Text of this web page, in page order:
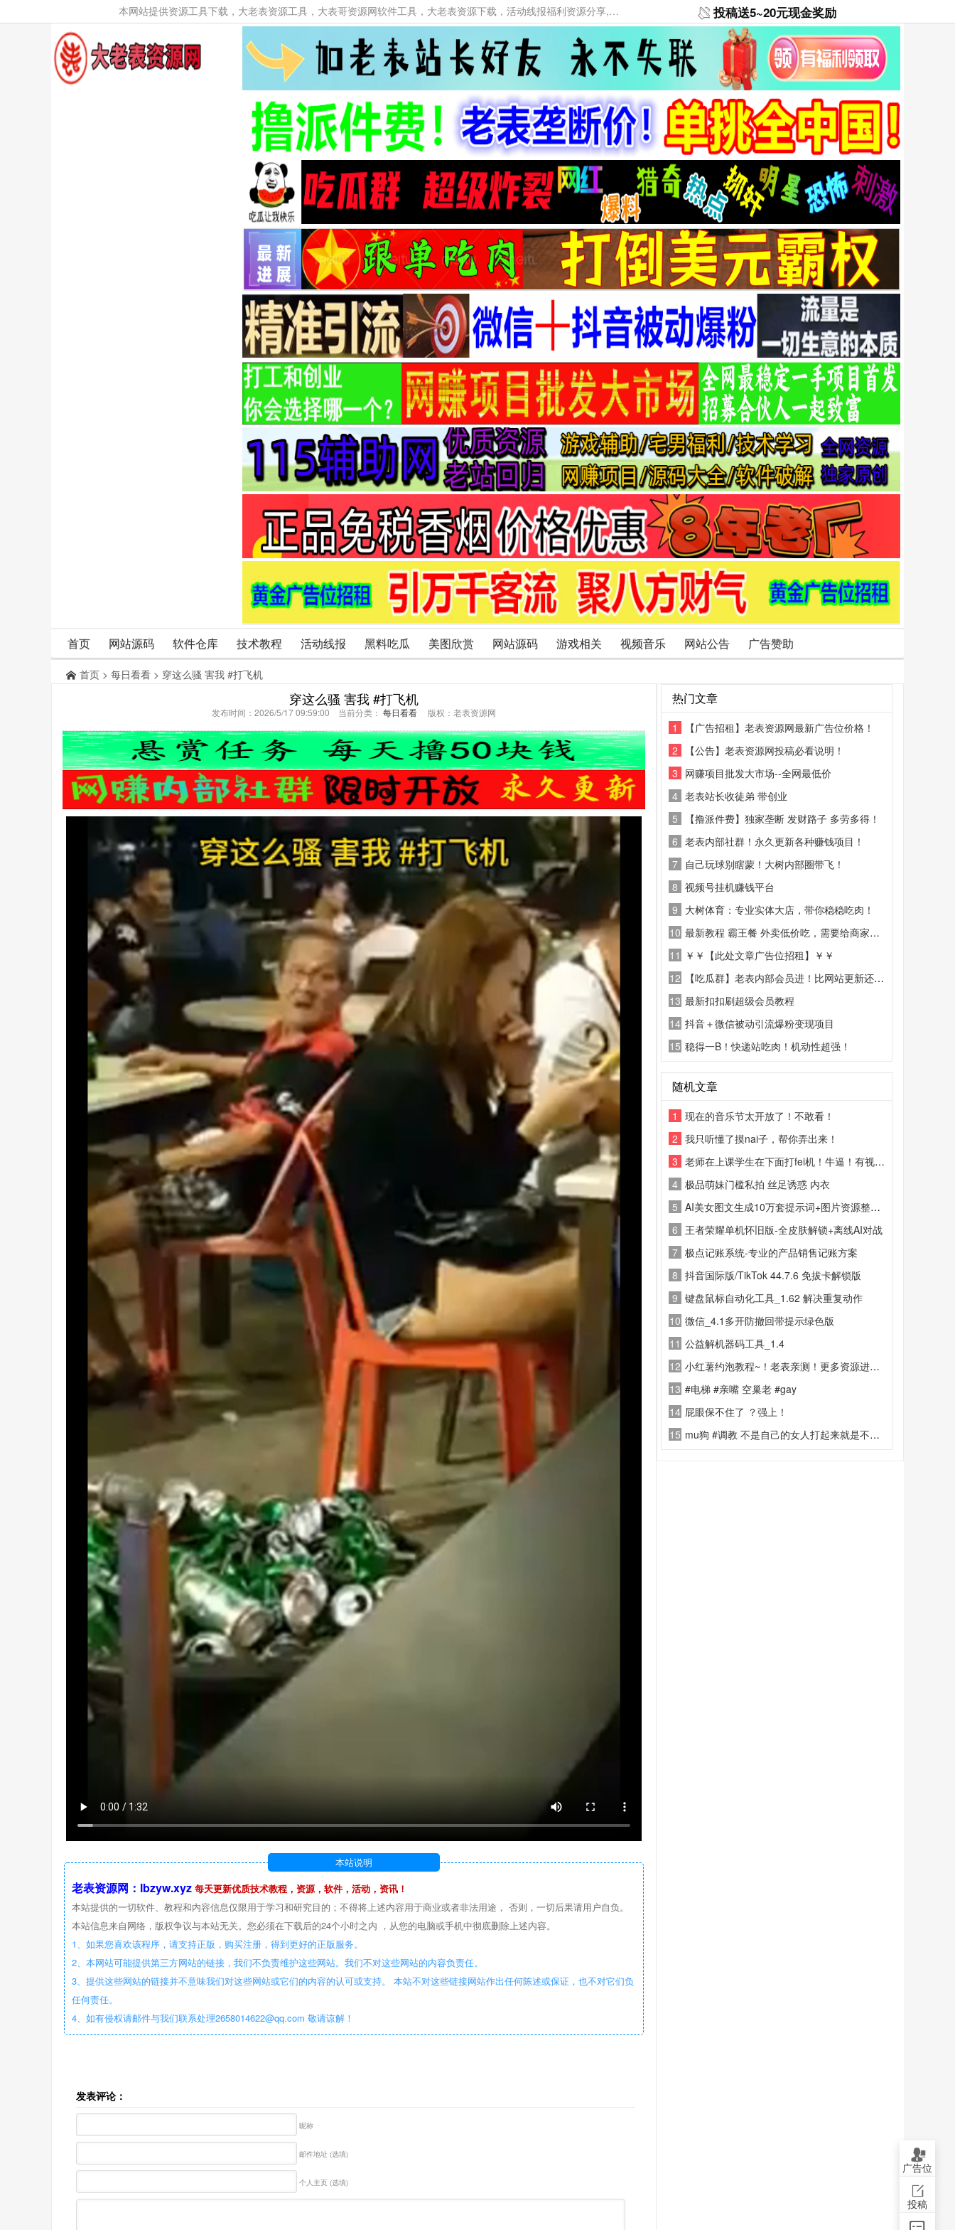
本网站提供资源工具下载，大老表资源工具，大表哥资源网软件工具，大老表资源下载，活动线报福利资源分享,活动线报，大型网游经典游戏，网络热门技术游戏辅助交流与分享。 投稿送5~20元现金奖励
首页 网站源码 软件仓库 技术教程 活动线报 黑料吃瓜 美图欣赏 网站源码 游戏相关 视频音乐 网站公告 广告赞助
首页 > 每日看看 > 穿这么骚 害我 #打飞机
穿这么骚 害我 #打飞机
发布时间：2026/5/17 09:59:00 当前分类： 每日看看 版权：老表资源网
本站说明
老表资源网：lbzyw.xyz 每天更新优质技术教程，资源，软件，活动，资讯！
本站提供的一切软件、教程和内容信息仅限用于学习和研究目的；不得将上述内容用于商业或者非法用途， 否则，一切后果请用户自负。
本站信息来自网络，版权争议与本站无关。您必须在下载后的24个小时之内 ，从您的电脑或手机中彻底删除上述内容。
1、如果您喜欢该程序，请支持正版，购买注册，得到更好的正版服务。
2、本网站可能提供第三方网站的链接，我们不负责维护这些网站。我们不对这些网站的内容负责任。
3、提供这些网站的链接并不意味我们对这些网站或它们的内容的认可或支持。 本站不对这些链接网站作出任何陈述或保证，也不对它们负
任何责任。
4、如有侵权请邮件与我们联系处理2658014622@qq.com 敬请谅解！
发表评论：
昵称
邮件地址 (选填)
个人主页 (选填)
热门文章
1
【广告招租】老表资源网最新广告位价格！
2
【公告】老表资源网投稿必看说明！
3 网赚项目批发大市场--全网最低价
4 老表站长收徒弟 带创业
5
【撸派件费】独家垄断 发财路子 多劳多得！
6 老表内部社群！永久更新各种赚钱项目！
7 自己玩球别瞎蒙！大树内部圈带飞！
8 视频号挂机赚钱平台
9 大树体育：专业实体大店，带你稳稳吃肉！
10 最新教程 霸王餐 外卖低价吃，需要给商家好评
11 ￥￥【此处文章广告位招租】￥￥
12
【吃瓜群】老表内部会员进！比网站更新还精彩！
13 最新扣扣刷超级会员教程
14 抖音＋微信被动引流爆粉变现项目
15 稳得一B！快递站吃肉！机动性超强！
随机文章
1
现在的音乐节太开放了！不敢看！
2 我只听懂了摸nai子，帮你弄出来！
3 老师在上课学生在下面打fei机！牛逼！有视频！
4 极品萌妹门槛私拍 丝足诱惑 内衣
5 AI美女图文生成10万套提示词+图片资源整套合集
6 王者荣耀单机怀旧版-全皮肤解锁+离线AI对战
7 极点记账系统-专业的产品销售记账方案
8 抖音国际版/TikTok 44.7.6 免拔卡解锁版
9 键盘鼠标自动化工具_1.62 解决重复动作
10 微信_4.1多开防撤回带提示绿色版
11 公益解机器码工具_1.4
12 小红薯约泡教程~！老表亲测！更多资源进老表内部社群！
13 #电梯 #亲嘴 空巢老 #gay
14 屁眼保不住了 ？强上！
15 mu狗 #调教 不是自己的女人打起来就是不心疼啊
广告位
投稿